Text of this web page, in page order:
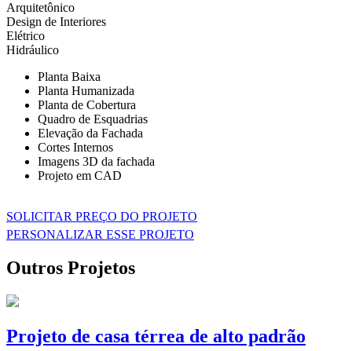
Arquitetônico
Design de Interiores
Elétrico
Hidráulico
Planta Baixa
Planta Humanizada
Planta de Cobertura
Quadro de Esquadrias
Elevação da Fachada
Cortes Internos
Imagens 3D da fachada
Projeto em CAD
SOLICITAR PREÇO DO PROJETO
PERSONALIZAR ESSE PROJETO
Outros Projetos
Projeto de casa térrea de alto padrão